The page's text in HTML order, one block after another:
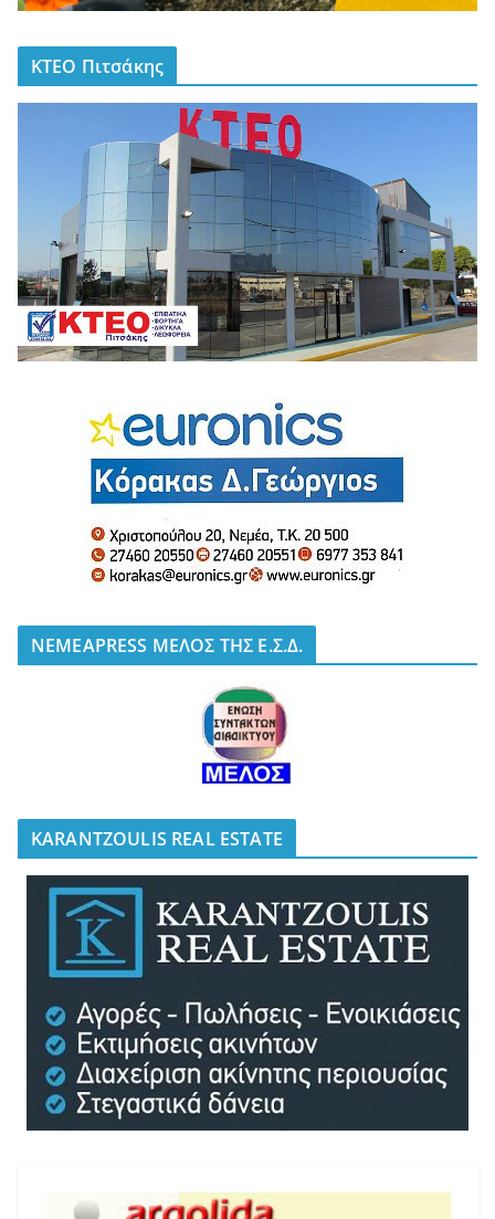
ΚΤΕΟ Πιτσάκης
NEMEAPRESS ΜΕΛΟΣ ΤΗΣ Ε.Σ.Δ.
KARANTZOULIS REAL ESTATE